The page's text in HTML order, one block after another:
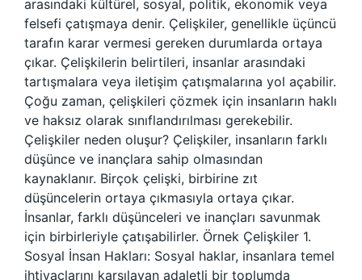
arasındaki kültürel, sosyal, politik, ekonomik veya
felsefi çatışmaya denir. Çelişkiler, genellikle üçüncü
tarafın karar vermesi gereken durumlarda ortaya
çıkar. Çelişkilerin belirtileri, insanlar arasındaki
tartışmalara veya iletişim çatışmalarına yol açabilir.
Çoğu zaman, çelişkileri çözmek için insanların haklı
ve haksız olarak sınıflandırılması gerekebilir.
Çelişkiler neden oluşur? Çelişkiler, insanların farklı
düşünce ve inançlara sahip olmasından
kaynaklanır. Birçok çelişki, birbirine zıt
düşüncelerin ortaya çıkmasıyla ortaya çıkar.
İnsanlar, farklı düşünceleri ve inançları savunmak
için birbirleriyle çatışabilirler. Örnek Çelişkiler 1.
Sosyal İnsan Hakları: Sosyal haklar, insanlara temel
ihtiyaçlarını karşılayan adaletli bir toplumda